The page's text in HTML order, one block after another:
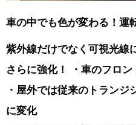
車の中でも色が変わる！運
紫外線だけでなく可視光線
さらに強化！
・車のフロ
・屋外では従来のトラン
に変化